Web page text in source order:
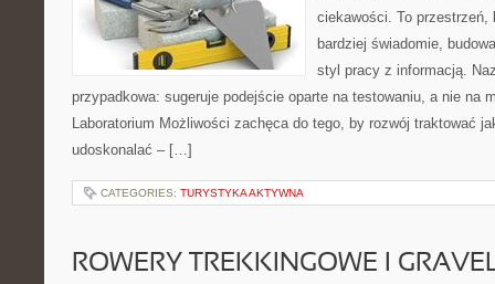
ciekawości. To
bardziej świadomie,
styl pracy z informacją.
przypadkowa: sugeruje podejście oparte na testowaniu, a nie na
Laboratorium Możliwości zachęca do tego, by rozwój traktować
udoskonalać – […]
CATEGORIES: TURYSTYKA AKTYWNA
ROWERY TREKKINGOWE I